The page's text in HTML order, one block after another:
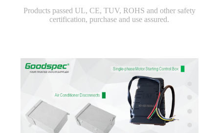
Products passed UL, CE, TUV, ROHS and other safety
certification, purchase and use assured.